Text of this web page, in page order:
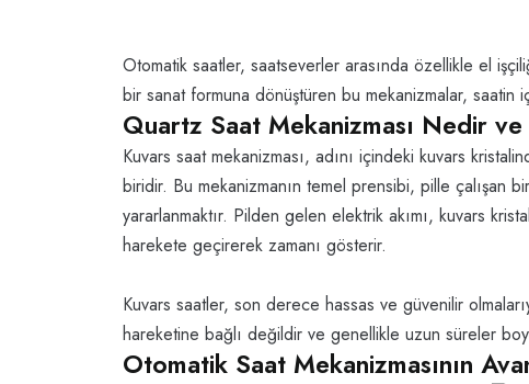
Otomatik saatler, saatseverler arasında özellikle el
bir sanat formuna dönüştüren bu mekanizmalar, saatin
Quartz Saat Mekanizması Nedir ve
Kuvars saat mekanizması, adını içindeki kuvars
biridir. Bu mekanizmanın temel prensibi, pille çalışan
yararlanmaktır. Pilden gelen elektrik akımı, kuvars
harekete geçirerek zamanı gösterir.
Kuvars saatler, son derece hassas ve güvenilir
hareketine bağlı değildir ve genellikle uzun süreler
Otomatik Saat Mekanizmasının